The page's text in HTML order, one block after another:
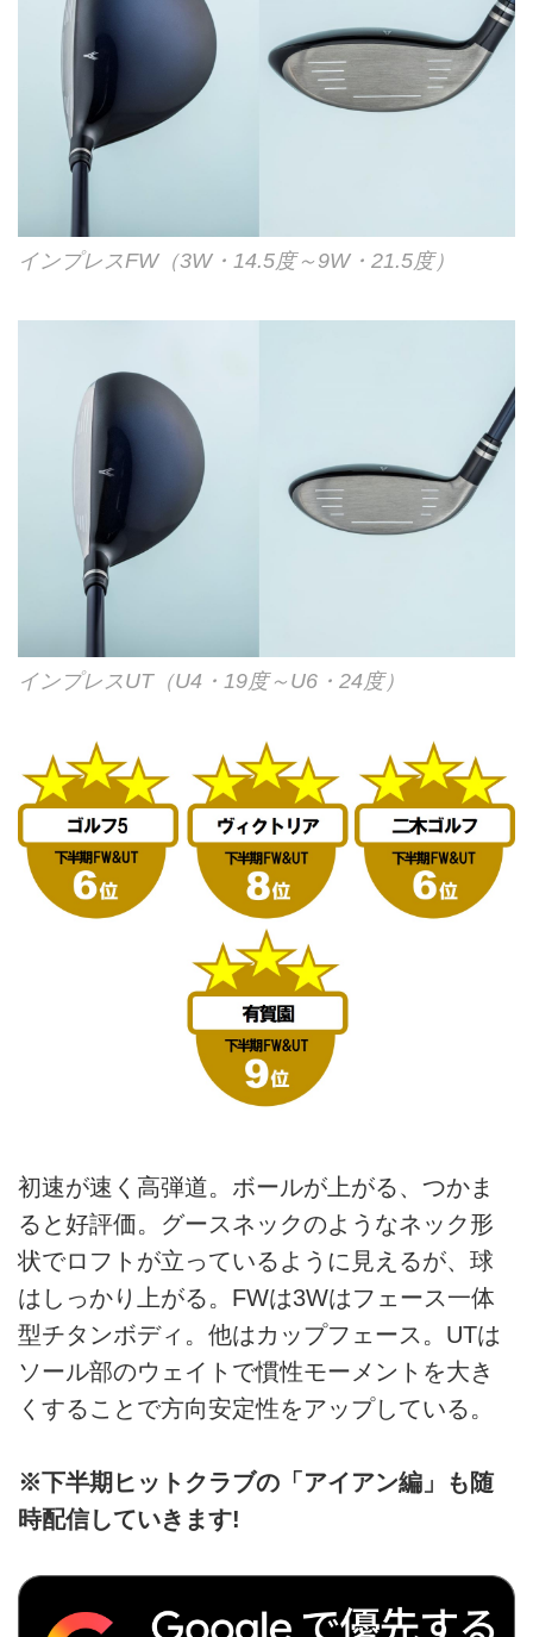
インプレスFW（3W・14.5度～9W・21.5度）
インプレスUT（U4・19度～U6・24度）
初速が速く高弾道。ボールが上がる、つかま
ると好評価。グースネックのようなネック形
状でロフトが立っているように見えるが、球
はしっかり上がる。FWは3Wはフェース一体
型チタンボディ。他はカップフェース。UTは
ソール部のウェイトで慣性モーメントを大き
くすることで方向安定性をアップしている。
※下半期ヒットクラブの「アイアン編」も随
時配信していきます!